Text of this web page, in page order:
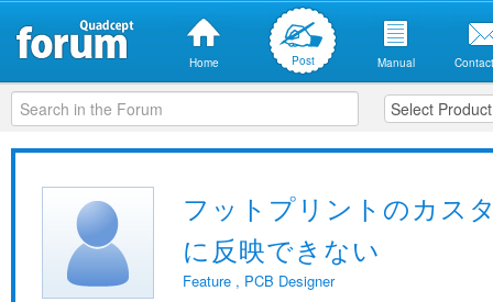
Home Post Manual
フットプリントのカス
に反映できない
Feature , PCB Designer